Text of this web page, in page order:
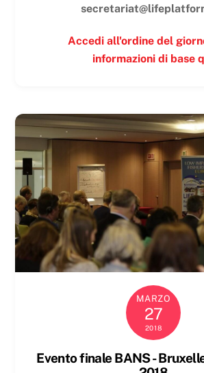
Accedi all'ordine del
informazioni di base
MARZO
27
2018
Evento finale BANS -